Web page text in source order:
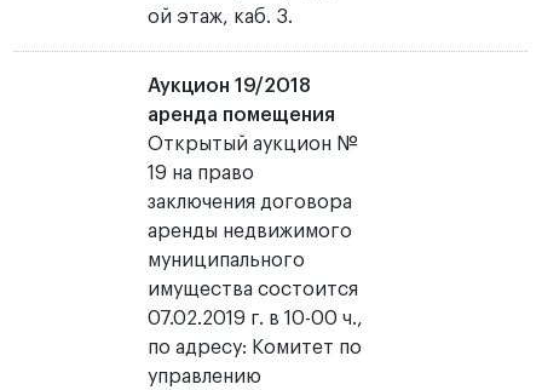
ой этаж, каб. 3.
Аукцион 19/2018
аренда помещения
Открытый аукцион №
19 на право
заключения договора
аренды недвижимого
муниципального
имущества состоится
07.02.2019 г. в 10-00 ч.,
по адресу: Комитет по
управлению